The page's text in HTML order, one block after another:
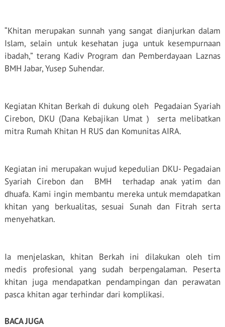
“Khitan merupakan sunnah yang sangat dianjurkan dalam
Islam, selain untuk kesehatan juga untuk kesempurnaan
ibadah,” terang Kadiv Program dan Pemberdayaan Laznas
BMH Jabar, Yusep Suhendar.
Kegiatan Khitan Berkah di dukung oleh Pegadaian Syariah
Cirebon, DKU (Dana Kebajikan Umat )
serta melibatkan
mitra Rumah Khitan H RUS dan Komunitas AIRA.
Kegiatan ini merupakan wujud kepedulian DKU- Pegadaian
Syariah Cirebon dan
BMH
terhadap anak yatim dan
dhuafa. Kami ingin membantu mereka untuk memdapatkan
khitan yang berkualitas, sesuai Sunah dan Fitrah serta
menyehatkan.
Ia menjelaskan, khitan Berkah ini dilakukan oleh tim
medis profesional yang sudah berpengalaman. Peserta
khitan juga mendapatkan pendampingan dan perawatan
pasca khitan agar terhindar dari komplikasi.
BACA JUGA